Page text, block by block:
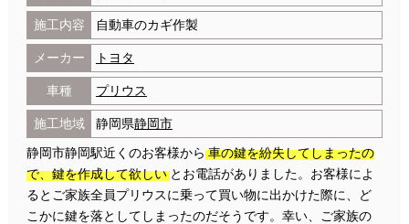
施工内容 自動車のカギ作製
メーカー トヨタ
車種 プリウス
施工地域 静岡県静岡市
静岡市静岡駅近くのお客様から 車の鍵を紛失してしまったの
で、鍵を作成して欲しいとお電話がありました。お客様によ
るとご家族全員プリウスに乗って買い物に出かけた際に、ど
こかに鍵を落としてしまったのだそうです。幸い、ご家族の